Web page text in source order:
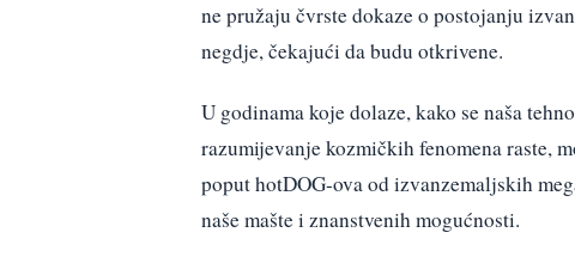
ne pružaju čvrste dokaze o postojanju
negdje, čekajući da budu otkrivene.
U godinama koje dolaze, kako se naša
razumijevanje kozmičkih fenomena raste,
poput hotDOG-ova od izvanzemaljskih
naše mašte i znanstvenih mogućnosti.